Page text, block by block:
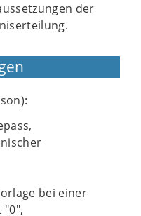
der
bei einer
"0",